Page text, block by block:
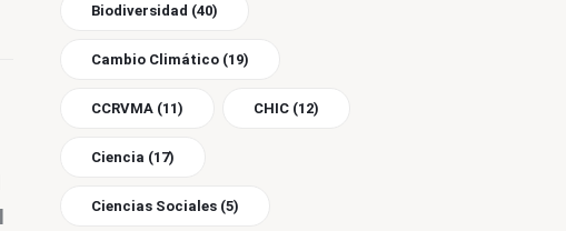
Biodiversidad (40)
Cambio Climático (19)
CCRVMA (11) CHIC (12)
Ciencia (17)
Ciencias Sociales (5)